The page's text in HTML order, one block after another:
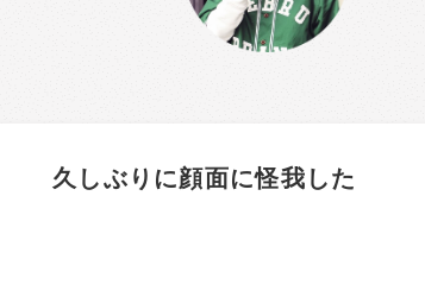
久しぶりに顔面に怪我した